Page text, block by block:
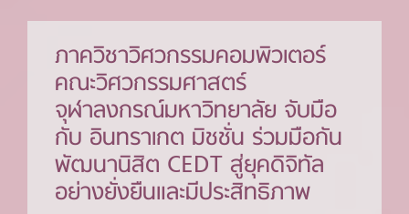
ภาควิชาวิศวกรรมคอมพิวเตอร์
คณะวิศวกรรมศาสตร์
จุฬาลงกรณ์มหาวิทยาลัย จับมือ
กับ อินทราเกต มิชชั่น ร่วมมือกัน
พัฒนานิสิต CEDT สู่ยุคดิจิทัล
อย่างยั่งยืนและมีประสิทธิภาพ